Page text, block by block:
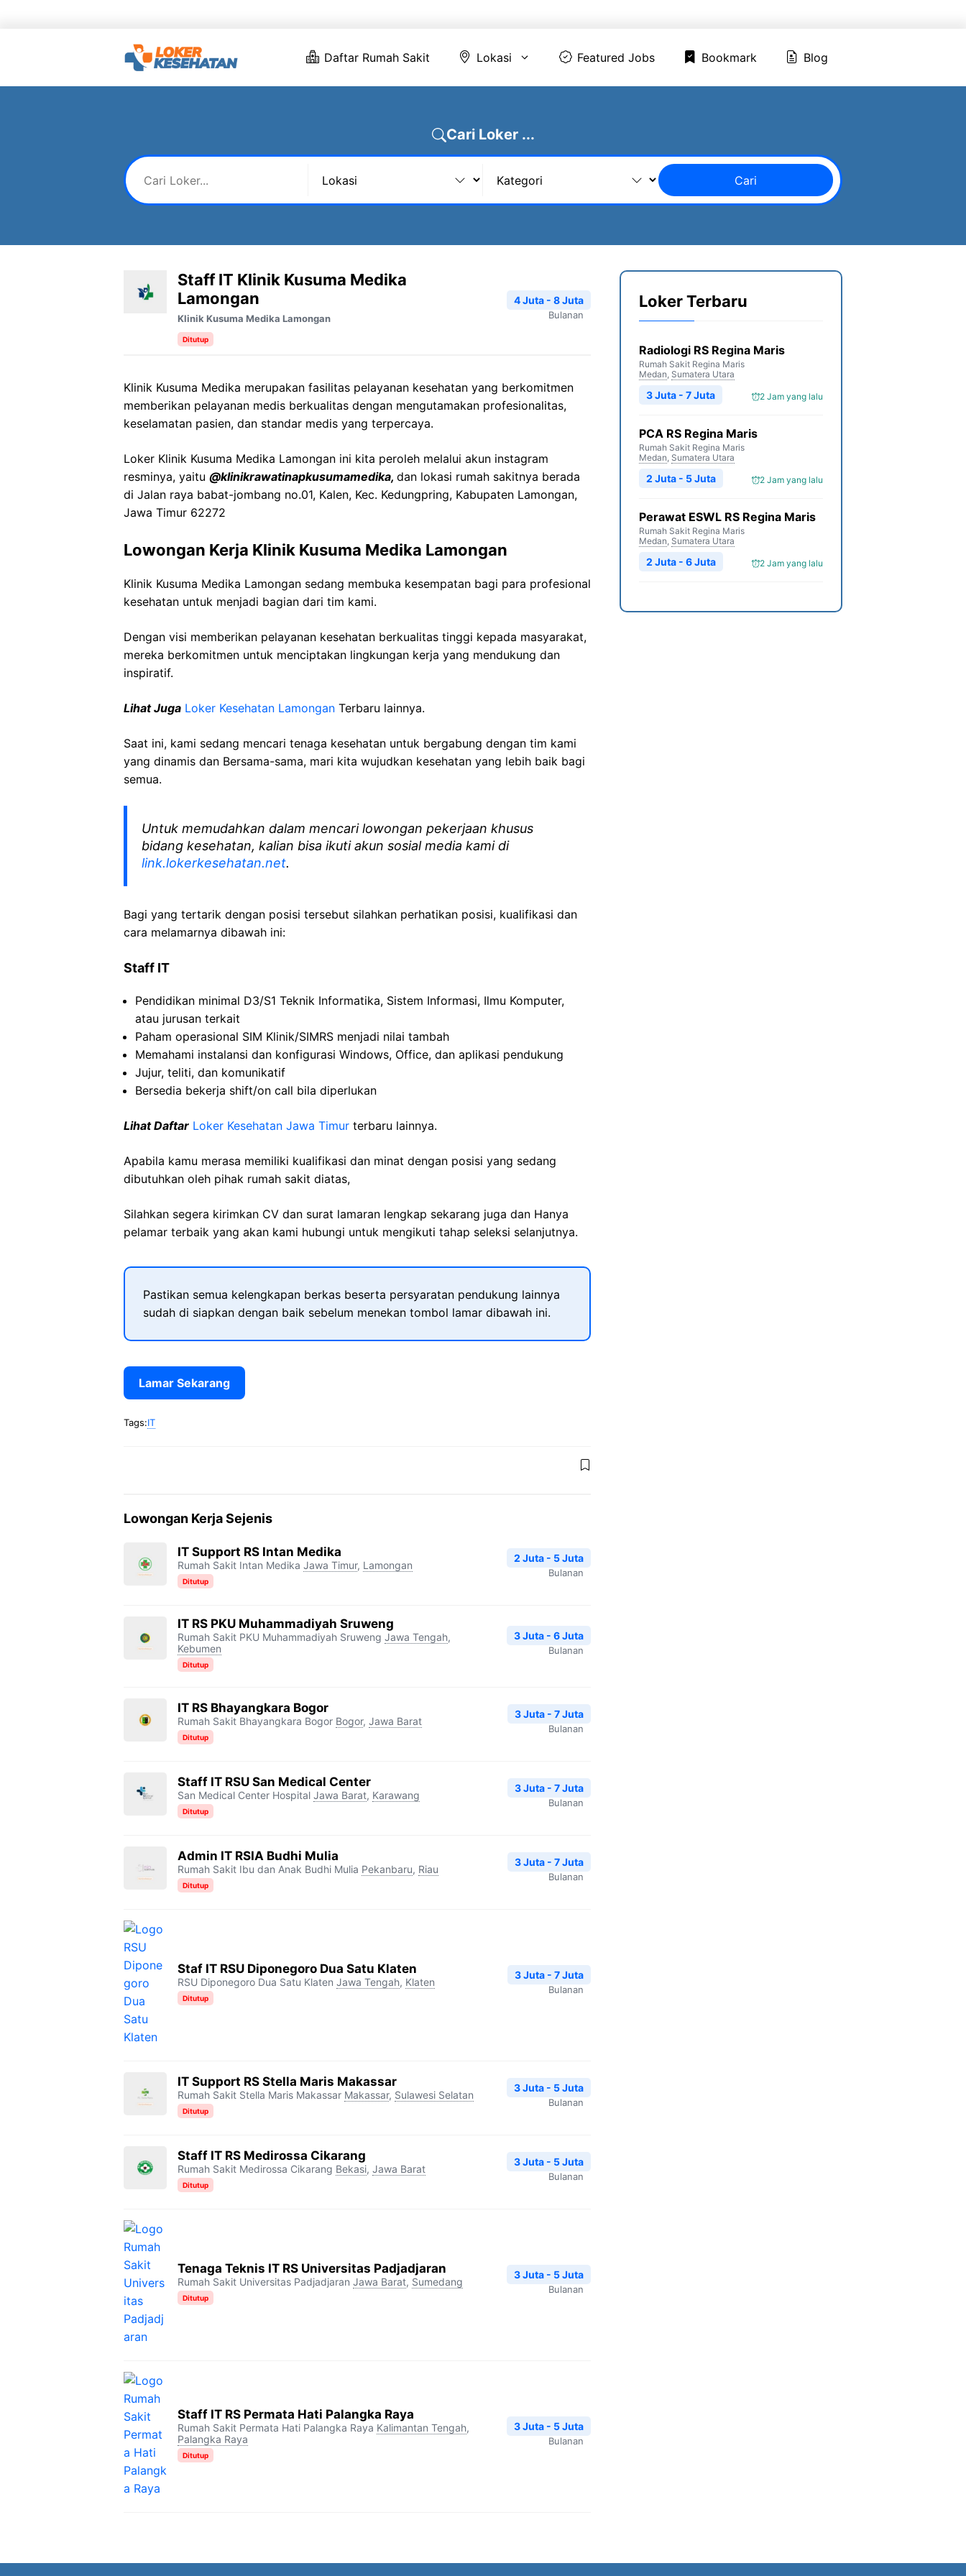
Daftar Rumah Sakit Lokasi Featured Jobs Bookmark Blog
Cari Loker ...
Cari
Staff IT Klinik Kusuma Medika
Lamongan
Klinik Kusuma Medika Lamongan
Ditutup
4 Juta - 8 Juta
Bulanan
Klinik Kusuma Medika merupakan fasilitas pelayanan kesehatan yang berkomitmen
memberikan pelayanan medis berkualitas dengan mengutamakan profesionalitas,
keselamatan pasien, dan standar medis yang terpercaya.
Loker Klinik Kusuma Medika Lamongan ini kita peroleh melalui akun instagram
resminya, yaitu @klinikrawatinapkusumamedika, dan lokasi rumah sakitnya berada
di Jalan raya babat-jombang no.01, Kalen, Kec. Kedungpring, Kabupaten Lamongan,
Jawa Timur 62272
Lowongan Kerja Klinik Kusuma Medika Lamongan
Klinik Kusuma Medika Lamongan sedang membuka kesempatan bagi para profesional
kesehatan untuk menjadi bagian dari tim kami.
Dengan visi memberikan pelayanan kesehatan berkualitas tinggi kepada masyarakat,
mereka berkomitmen untuk menciptakan lingkungan kerja yang mendukung dan
inspiratif.
Lihat Juga Loker Kesehatan Lamongan Terbaru lainnya.
Saat ini, kami sedang mencari tenaga kesehatan untuk bergabung dengan tim kami
yang dinamis dan Bersama-sama, mari kita wujudkan kesehatan yang lebih baik bagi
semua.
Untuk memudahkan dalam mencari lowongan pekerjaan khusus
bidang kesehatan, kalian bisa ikuti akun sosial media kami di
link.lokerkesehatan.net.
Bagi yang tertarik dengan posisi tersebut silahkan perhatikan posisi, kualifikasi dan
cara melamarnya dibawah ini:
Staff IT
Pendidikan minimal D3/S1 Teknik Informatika, Sistem Informasi, Ilmu Komputer,
atau jurusan terkait
Paham operasional SIM Klinik/SIMRS menjadi nilai tambah
Memahami instalansi dan konfigurasi Windows, Office, dan aplikasi pendukung
Jujur, teliti, dan komunikatif
Bersedia bekerja shift/on call bila diperlukan
Lihat Daftar Loker Kesehatan Jawa Timur terbaru lainnya.
Apabila kamu merasa memiliki kualifikasi dan minat dengan posisi yang sedang
dibutuhkan oleh pihak rumah sakit diatas,
Silahkan segera kirimkan CV dan surat lamaran lengkap sekarang juga dan Hanya
pelamar terbaik yang akan kami hubungi untuk mengikuti tahap seleksi selanjutnya.
Pastikan semua kelengkapan berkas beserta persyaratan pendukung lainnya
sudah di siapkan dengan baik sebelum menekan tombol lamar dibawah ini.
Lamar Sekarang
Tags:IT
Lowongan Kerja Sejenis
IT Support RS Intan Medika
Rumah Sakit Intan Medika Jawa Timur, Lamongan
Ditutup
2 Juta - 5 Juta
Bulanan
IT RS PKU Muhammadiyah Sruweng
Rumah Sakit PKU Muhammadiyah Sruweng Jawa Tengah,
Kebumen
Ditutup
3 Juta - 6 Juta
Bulanan
IT RS Bhayangkara Bogor
Rumah Sakit Bhayangkara Bogor Bogor, Jawa Barat
Ditutup
3 Juta - 7 Juta
Bulanan
Staff IT RSU San Medical Center
San Medical Center Hospital Jawa Barat, Karawang
Ditutup
3 Juta - 7 Juta
Bulanan
Admin IT RSIA Budhi Mulia
Rumah Sakit Ibu dan Anak Budhi Mulia Pekanbaru, Riau
Ditutup
3 Juta - 7 Juta
Bulanan
Staf IT RSU Diponegoro Dua Satu Klaten
RSU Diponegoro Dua Satu Klaten Jawa Tengah, Klaten
Ditutup
3 Juta - 7 Juta
Bulanan
IT Support RS Stella Maris Makassar
Rumah Sakit Stella Maris Makassar Makassar, Sulawesi Selatan
Ditutup
3 Juta - 5 Juta
Bulanan
Staff IT RS Medirossa Cikarang
Rumah Sakit Medirossa Cikarang Bekasi, Jawa Barat
Ditutup
3 Juta - 5 Juta
Bulanan
Tenaga Teknis IT RS Universitas Padjadjaran
Rumah Sakit Universitas Padjadjaran Jawa Barat, Sumedang
Ditutup
3 Juta - 5 Juta
Bulanan
Staff IT RS Permata Hati Palangka Raya
Rumah Sakit Permata Hati Palangka Raya Kalimantan Tengah,
Palangka Raya
Ditutup
3 Juta - 5 Juta
Bulanan
Loker Terbaru
Radiologi RS Regina Maris
Rumah Sakit Regina Maris
Medan, Sumatera Utara
2 Jam yang lalu
3 Juta - 7 Juta
PCA RS Regina Maris
Rumah Sakit Regina Maris
Medan, Sumatera Utara
2 Jam yang lalu
2 Juta - 5 Juta
Perawat ESWL RS Regina Maris
Rumah Sakit Regina Maris
Medan, Sumatera Utara
2 Jam yang lalu
2 Juta - 6 Juta